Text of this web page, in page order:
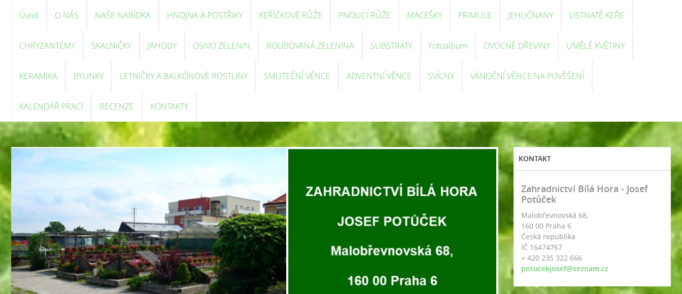
Úvod O NÁS NAŠE NABÍDKA HNOJIVA A POSTŘIKY KEŘÍČKOVÉ RŮŽE PNOUCÍ RŮŽE MACEŠKY PRIMULE JEHLIČNANY LISTNATÉ KEŘE
CHRYZANTÉMY SKALNIČKY JAHODY OSIVO ZELENIN ROUBOVANÁ ZELENINA SUBSTRÁTY Fotoalbum OVOCNÉ DŘEVINY UMĚLÉ KVĚTINY
KERAMIKA BYLINKY LETNIČKY A BALKÓNOVÉ ROSTLINY SMUTEČNÍ VĚNCE ADVENTNÍ VĚNCE SVÍCNY VÁNOČNÍ VĚNCE NA POVĚŠENÍ
KALENDÁŘ PRACÍ RECENZE KONTAKTY
KONTAKT
Zahradnictví Bílá Hora - Josef
Potůček
Malobřevnovská 68,
160 00 Praha 6
Česká republika
IČ 16474767
+ 420 235 322 666
potucekjosef@seznam.cz